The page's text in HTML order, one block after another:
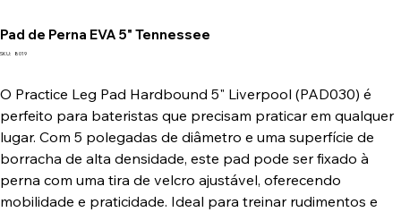
Pad de Perna EVA 5" Tennessee
SKU:
SKU
8019
O Practice Leg Pad Hardbound 5" Liverpool (PAD030) é
perfeito para bateristas que precisam praticar em qualquer
lugar. Com 5 polegadas de diâmetro e uma superfície de
borracha de alta densidade, este pad pode ser fixado à
perna com uma tira de velcro ajustável, oferecendo
mobilidade e praticidade. Ideal para treinar rudimentos e